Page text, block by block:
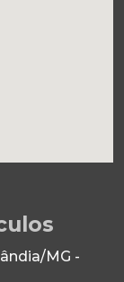
MG -